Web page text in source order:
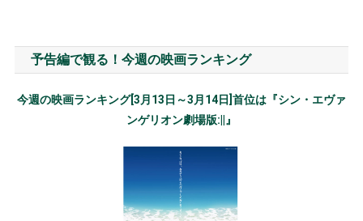
予告編で観る！今週の映画ランキング
今週の映画ランキング[3月13日～3月14日]首位は『シン・エヴァ
ンゲリオン劇場版:||』